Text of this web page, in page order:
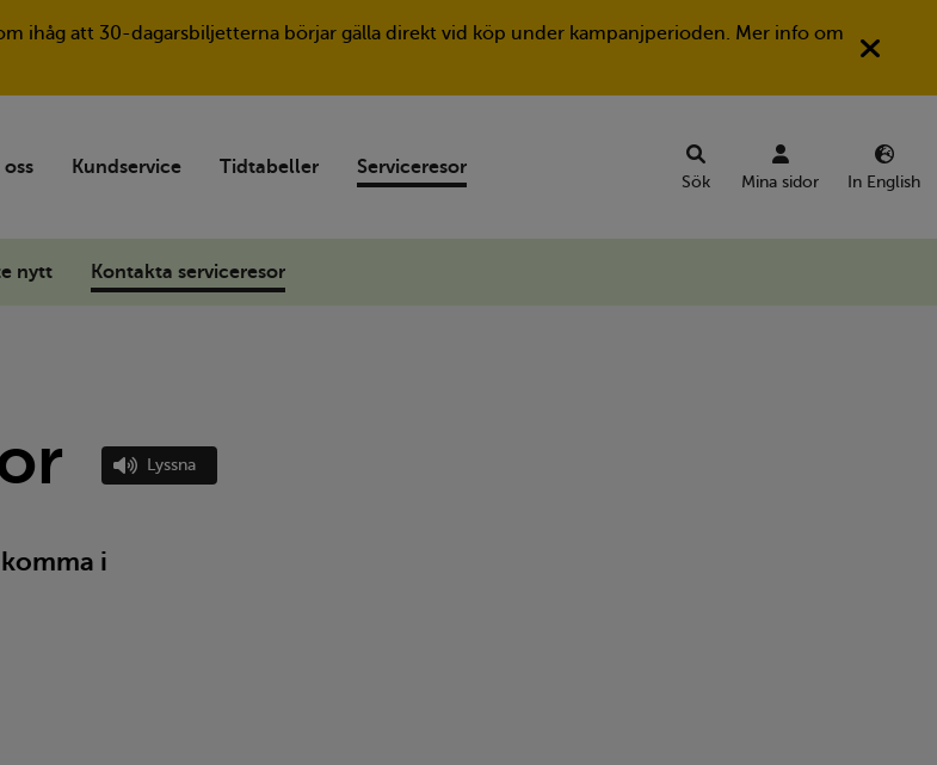
ihåg att 30-dagarsbiljetterna börjar gälla direkt vid köp under kampanjperioden. Mer info om
oss Kundservice Tidtabeller Serviceresor
nytt Kontakta serviceresor
Sök Mina sidor In English
Lyssna
i